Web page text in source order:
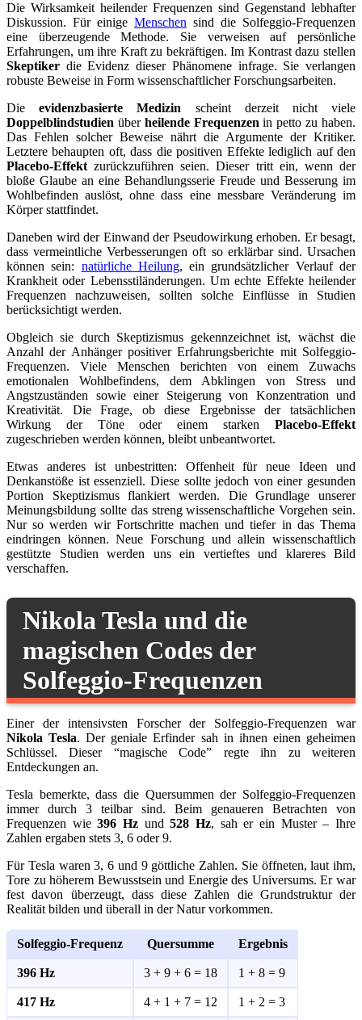
Die Wirksamkeit heilender Frequenzen sind Gegenstand lebhafter
Diskussion. Für einige Menschen sind die Solfeggio-Frequenzen
eine überzeugende Methode. Sie verweisen auf persönliche
Erfahrungen, um ihre Kraft zu bekräftigen. Im Kontrast dazu stellen
Skeptiker die Evidenz dieser Phänomene infrage. Sie verlangen
robuste Beweise in Form wissenschaftlicher Forschungsarbeiten.
Dieevidenzbasierte Medizin scheint derzeit nicht viele
Doppelblindstudien über heilende Frequenzen in petto zu haben.
Das Fehlen solcher Beweise nährt die Argumente der Kritiker.
Letztere behaupten oft, dass die positiven Effekte lediglich auf den
Placebo-Effekt zurückzuführen seien. Dieser tritt ein, wenn der
bloße Glaube an eine Behandlungsserie Freude und Besserung im
Wohlbefinden auslöst, ohne dass eine messbare Veränderung im
Körper stattfindet.
Daneben wird der Einwand der Pseudowirkung erhoben. Er besagt,
dass vermeintliche Verbesserungen oft so erklärbar sind. Ursachen
können sein: natürliche Heilung, ein grundsätzlicher Verlauf der
Krankheit oder Lebensstiländerungen. Um echte Effekte heilender
Frequenzen nachzuweisen, sollten solche Einflüsse in Studien
berücksichtigt werden.
Obgleich sie durch Skeptizismus gekennzeichnet ist, wächst die
Anzahl der Anhänger positiver Erfahrungsberichte mit Solfeggio-
Frequenzen. Viele Menschen berichten von einem Zuwachs
emotionalen Wohlbefindens, dem Abklingen von Stress und
Angstzuständen sowie einer Steigerung von Konzentration und
Kreativität. Die Frage, ob diese Ergebnisse der tatsächlichen
Wirkung der Töne oder einem starken Placebo-Effekt
zugeschrieben werden können, bleibt unbeantwortet.
Etwas anderes ist unbestritten: Offenheit für neue Ideen und
Denkanstöße ist essenziell. Diese sollte jedoch von einer gesunden
Portion Skeptizismus flankiert werden. Die Grundlage unserer
Meinungsbildung sollte das streng wissenschaftliche Vorgehen sein.
Nur so werden wir Fortschritte machen und tiefer in das Thema
eindringen können. Neue Forschung und allein wissenschaftlich
gestützte Studien werden uns ein vertieftes und klareres Bild
verschaffen.
Nikola Tesla und die
magischen Codes der
Solfeggio-Frequenzen
Einer der intensivsten Forscher der Solfeggio-Frequenzen war
Nikola Tesla. Der geniale Erfinder sah in ihnen einen geheimen
Schlüssel. Dieser “magische Code” regte ihn zu weiteren
Entdeckungen an.
Tesla bemerkte, dass die Quersummen der Solfeggio-Frequenzen
immer durch 3 teilbar sind. Beim genaueren Betrachten von
Frequenzen wie396 Hz und528 Hz, sah er ein Muster – Ihre
Zahlen ergaben stets 3, 6 oder 9.
Für Tesla waren 3, 6 und 9 göttliche Zahlen. Sie öffneten, laut ihm,
Tore zu höherem Bewusstsein und Energie des Universums. Er war
fest davon überzeugt, dass diese Zahlen die Grundstruktur der
Realität bilden und überall in der Natur vorkommen.
Solfeggio-Frequenz Quersumme Ergebnis
396 Hz 3 + 9 + 6 = 18 1 + 8 = 9
417 Hz 4 + 1 + 7 = 12 1 + 2 = 3